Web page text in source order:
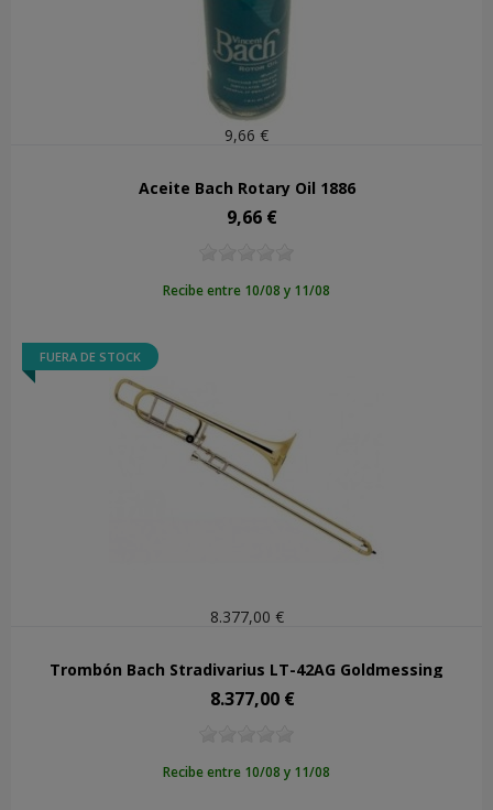
9,66 €
Aceite Bach Rotary Oil 1886
Precio
9,66 €
Recibe entre 10/08 y 11/08
FUERA DE STOCK
8.377,00 €
Trombón Bach Stradivarius LT-42AG Goldmessing
Precio
8.377,00 €
Recibe entre 10/08 y 11/08